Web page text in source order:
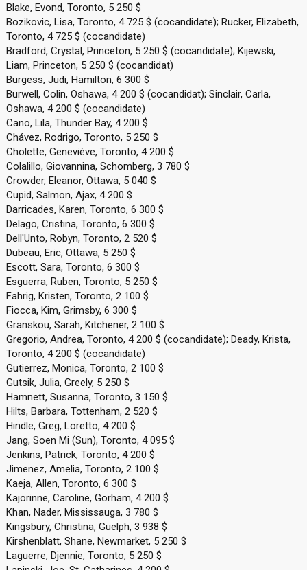
Blake, Evond, Toronto, 5 250 $
Bozikovic, Lisa, Toronto, 4 725 $ (cocandidate); Rucker, Elizabeth,
Toronto, 4 725 $ (cocandidate)
Bradford, Crystal, Princeton, 5 250 $ (cocandidate); Kijewski,
Liam, Princeton, 5 250 $ (cocandidat)
Burgess, Judi, Hamilton, 6 300 $
Burwell, Colin, Oshawa, 4 200 $ (cocandidat); Sinclair, Carla,
Oshawa, 4 200 $ (cocandidate)
Cano, Lila, Thunder Bay, 4 200 $
Chávez, Rodrigo, Toronto, 5 250 $
Cholette, Geneviève, Toronto, 4 200 $
Colalillo, Giovannina, Schomberg, 3 780 $
Crowder, Eleanor, Ottawa, 5 040 $
Cupid, Salmon, Ajax, 4 200 $
Darricades, Karen, Toronto, 6 300 $
Delago, Cristina, Toronto, 6 300 $
Dell'Unto, Robyn, Toronto, 2 520 $
Dubeau, Eric, Ottawa, 5 250 $
Escott, Sara, Toronto, 6 300 $
Esguerra, Ruben, Toronto, 5 250 $
Fahrig, Kristen, Toronto, 2 100 $
Fiocca, Kim, Grimsby, 6 300 $
Granskou, Sarah, Kitchener, 2 100 $
Gregorio, Andrea, Toronto, 4 200 $ (cocandidate); Deady, Krista,
Toronto, 4 200 $ (cocandidate)
Gutierrez, Monica, Toronto, 2 100 $
Gutsik, Julia, Greely, 5 250 $
Hamnett, Susanna, Toronto, 3 150 $
Hilts, Barbara, Tottenham, 2 520 $
Hindle, Greg, Loretto, 4 200 $
Jang, Soen Mi (Sun), Toronto, 4 095 $
Jenkins, Patrick, Toronto, 4 200 $
Jimenez, Amelia, Toronto, 2 100 $
Kaeja, Allen, Toronto, 6 300 $
Kajorinne, Caroline, Gorham, 4 200 $
Khan, Nader, Mississauga, 3 780 $
Kingsbury, Christina, Guelph, 3 938 $
Kirshenblatt, Shane, Newmarket, 5 250 $
Laguerre, Djennie, Toronto, 5 250 $